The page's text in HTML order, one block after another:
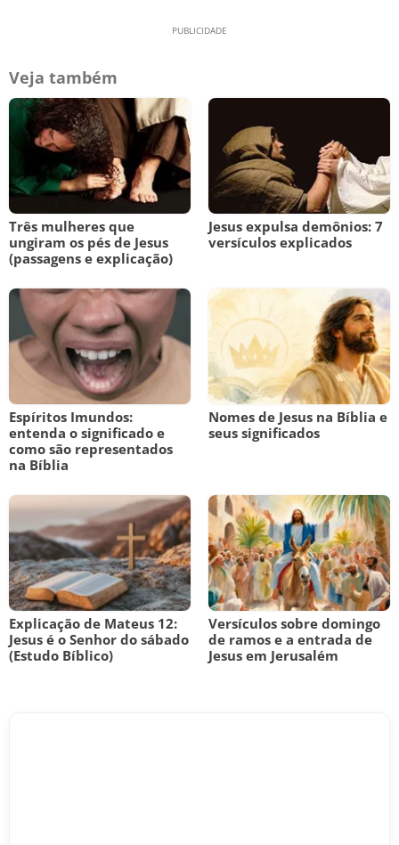
Veja também
Três mulheres que
ungiram os pés de Jesus
(passagens e explicação)
Jesus expulsa demônios: 7
versículos explicados
Espíritos Imundos:
entenda o significado e
como são representados
na Bíblia
Nomes de Jesus na Bíblia e
seus significados
Explicação de Mateus 12:
Jesus é o Senhor do sábado
(Estudo Bíblico)
Versículos sobre domingo
de ramos e a entrada de
Jesus em Jerusalém